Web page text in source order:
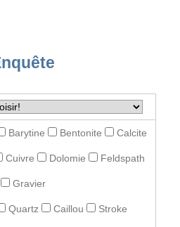
Barytine Bentonite Calcite
Cuivre Dolomie Feldspath
Gravier
Quartz Caillou Stroke